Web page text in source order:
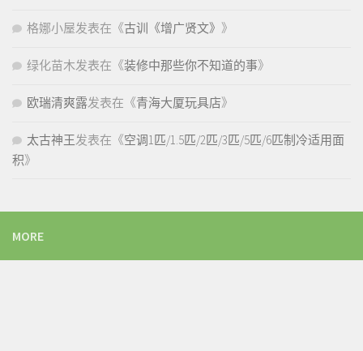
格娜小屋发表在《古训《增广贤文》 》
绿化苗木发表在《装修中那些你不知道的事》
欧瑞清爽露发表在《青海大厦玩具店》
太古神王发表在《空调1匹/1.5匹/2匹/3匹/5匹/6匹制冷适用面
积》
MORE